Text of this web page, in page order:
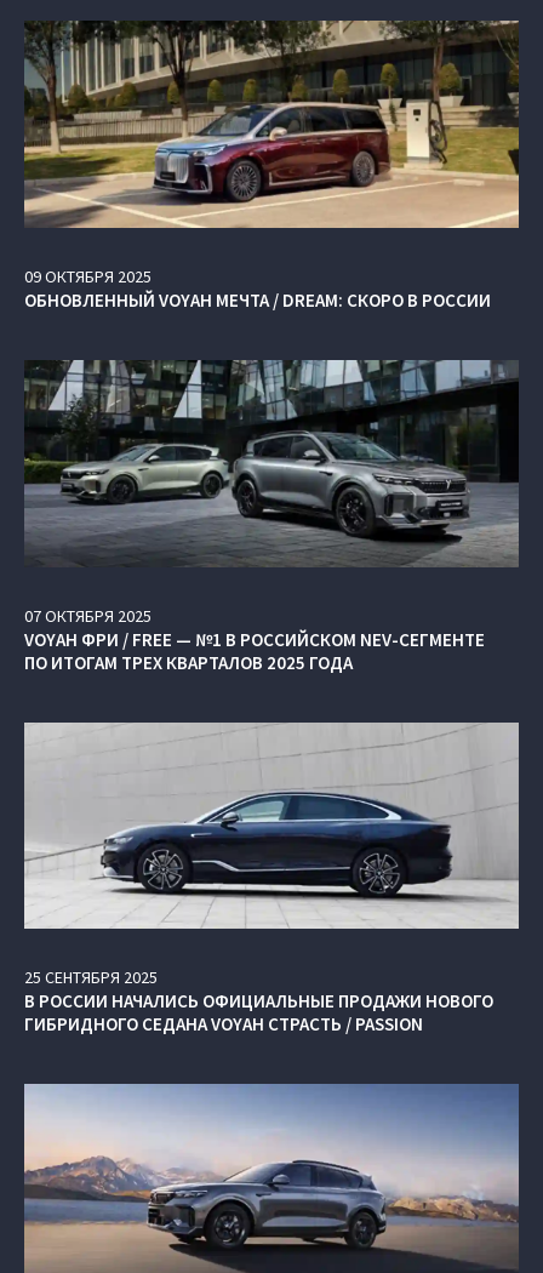
09ОКТЯБРЯ 2025
ОБНОВЛЕННЫЙ VOYAH МЕЧТА / DREAM: СКОРО В РОССИИ
07ОКТЯБРЯ 2025
VOYAH ФРИ / FREE — №1 В РОССИЙСКОМ NEV-СЕГМЕНТЕ
ПО ИТОГАМ ТРЕХ КВАРТАЛОВ 2025 ГОДА
25 СЕНТЯБРЯ 2025
В РОССИИ НАЧАЛИСЬ ОФИЦИАЛЬНЫЕ ПРОДАЖИ НОВОГО
ГИБРИДНОГО СЕДАНА VOYAH СТРАСТЬ / PASSION